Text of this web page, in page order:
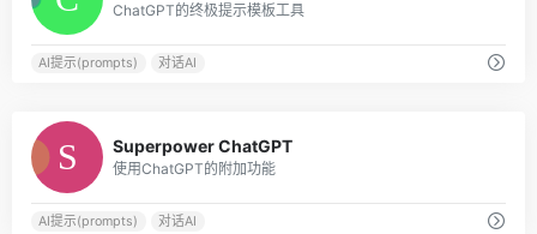
ChatGPT的终极提示模板工具
AI提示(prompts) 对话AI
Superpower ChatGPT
使用ChatGPT的附加功能
AI提示(prompts) 对话AI